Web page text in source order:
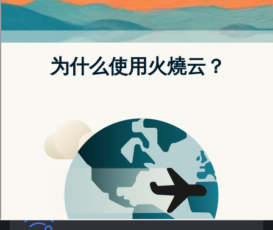
香蕉加速器安卓：数据驱动的快
速连接选择